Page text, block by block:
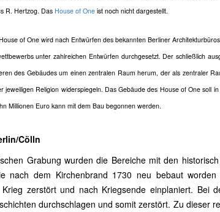
R. Hertzog. Das House of One ist noch nicht dargestellt.
of One wird nach Entwürfen des bekannten Berliner
unter zahlreichen Entwürfen durchgesetzt. Der schließlich
des Gebäudes um einen zentralen Raum herum, der als zentraler
jeweiligen Religion widerspiegeln. Das Gebäude des House of One soll
Millionen Euro kann mit dem Bau begonnen werden.
Cölln
Grabung wurden die Bereiche mit den
nach dem Kirchenbrand 1730 neu bebaut
zerstört und nach Kriegsende einplaniert. Bei
durchschlagen und somit zerstört. Zu dieser